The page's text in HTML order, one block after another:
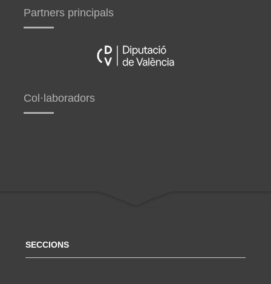
Partners principals
Col·laboradors
SECCIONS